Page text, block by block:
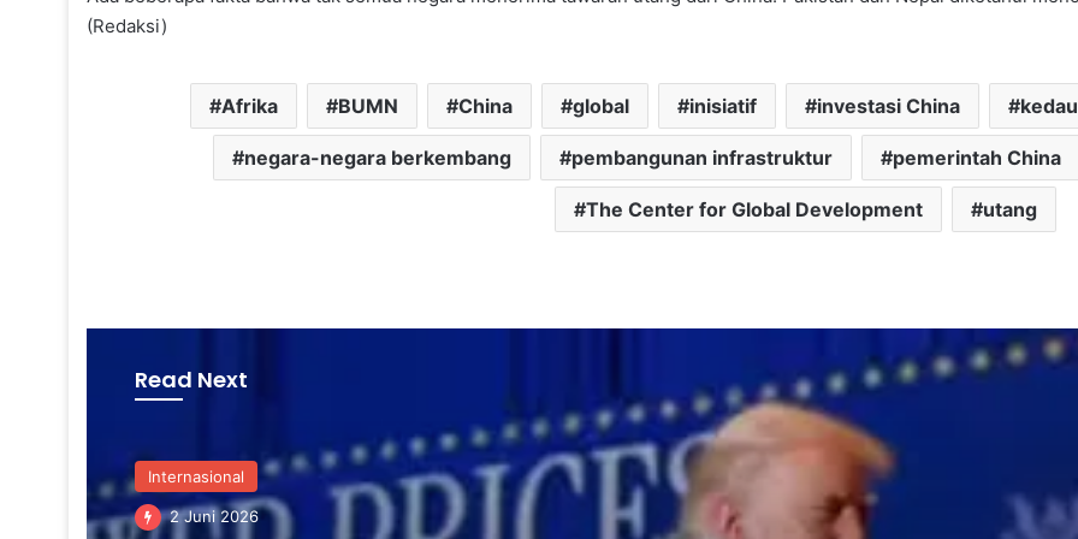
(Redaksi)
Afrika BUMN China global inisiatif investasi China
negara-negara berkembang pembangunan infrastruktur pemerintah China
The Center for Global Development utang
Read Next
Internasional
Internasional
6 Mei 2026